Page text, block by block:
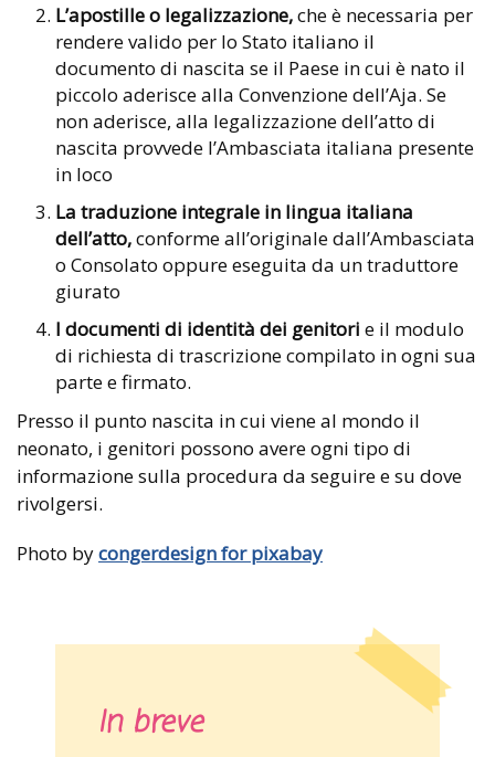
L’apostille o legalizzazione,che è necessaria per
rendere valido per lo Stato italiano il
documento di nascita se il Paese in cui è nato il
piccolo aderisce alla Convenzione dell’Aja. Se
non aderisce, alla legalizzazione dell’atto di
nascita provvede l’Ambasciata italiana presente
in loco
La traduzione integrale in lingua italiana
dell’atto,conforme all’originale dall’Ambasciata
o Consolato oppure eseguita da un traduttore
giurato
I documenti di identità dei genitori e il modulo
di richiesta di trascrizione compilato in ogni sua
parte e firmato.
Presso il punto nascita in cui viene al mondo il
neonato, i genitori possono avere ogni tipo di
informazione sulla procedura da seguire e su dove
rivolgersi.
Photo bycongerdesign for pixabay
In breve